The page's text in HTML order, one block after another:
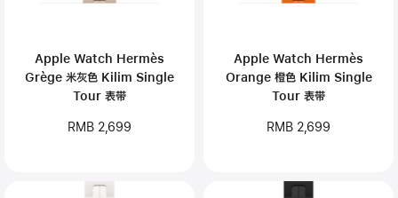
Apple Watch Hermès
Grège 米灰色 Kilim Single
Tour 表带
RMB 2,699
Apple Watch Hermès
Orange 橙色 Kilim Single
Tour 表带
RMB 2,699